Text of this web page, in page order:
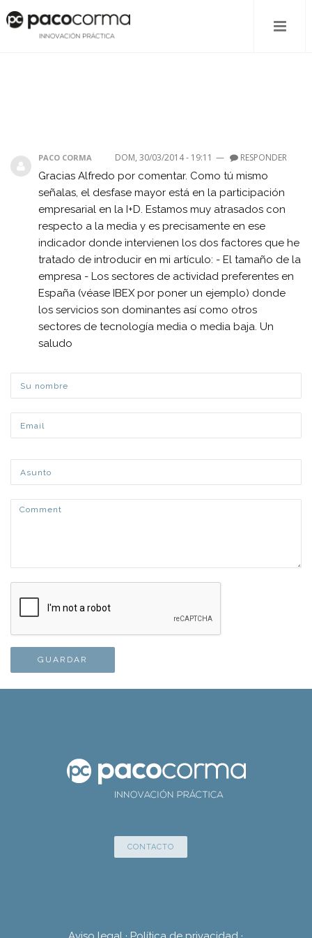
PACO CORMA DOM, 30/03/2014 - 19:11 — RESPONDER
Gracias Alfredo por comentar. Como tú mismo
señalas, el desfase mayor está en la participación
empresarial en la I+D. Estamos muy atrasados con
respecto a la media y es precisamente en ese
indicador donde intervienen los dos factores que he
tratado de introducir en mi artículo: - El tamaño de la
empresa - Los sectores de actividad preferentes en
España (véase IBEX por poner un ejemplo) donde
los servicios son dominantes así como otros
sectores de tecnología media o media baja. Un
saludo
CONTACTO